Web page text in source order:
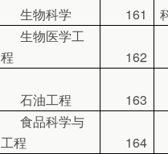
生物科学 161
生物医学工
程
162
石油工程 163
食品科学与
工程
164